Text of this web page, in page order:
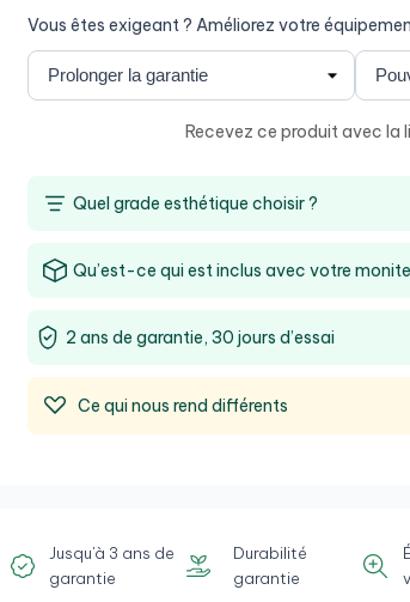
Vous êtes exigeant ? Améliorez votre
Recevez ce produit avec la
Quel grade esthétique choisir ?
Qu’est-ce qui est inclus avec votre
2 ans de garantie, 30 jours d’essai
Ce qui nous rend différents
Jusqu'à 3 ans de
garantie
Durabilité
garantie